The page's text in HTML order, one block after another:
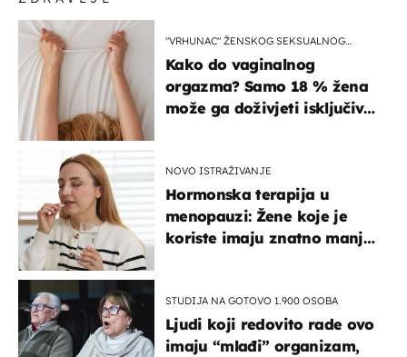
"VRHUNAC" ŽENSKOG SEKSUALNOG
Kako do vaginalnog
orgazma? Samo 18 % žena
može ga doživjeti isključivo
NOVO ISTRAŽIVANJE
Hormonska terapija u
menopauzi: Žene koje je
koriste imaju znatno manji
STUDIJA NA GOTOVO 1.900 OSOBA
Ljudi koji redovito rade ovo
imaju “mlađi” organizam,